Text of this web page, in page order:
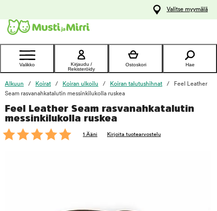
Ota yhteyttä
asiakaspalveluun
Valitse myymälä
Valikko
Kirjaudu /
Rekisteröidy
Ostoskori Hae
Alkuun Koirat Koiran ulkoilu Koiran talutushihnat
Feel Leather
Seam rasvanahkatalutin messinkilukolla ruskea
Feel Leather Seam rasvanahkatalutin
messinkilukolla ruskea
1 Ääni Kirjoita tuotearvostelu
foo